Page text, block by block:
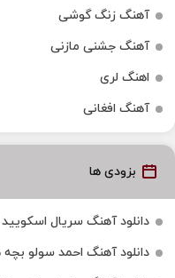
آهنگ زنگ گوشی
آهنگ جشنی مازنی
اهنگ لری
آهنگ افغانی
بزودی ها
دانلود آهنگ سریال اسکویید گیم 3 “کامل”
دانلود آهنگ احمد سولو بچه